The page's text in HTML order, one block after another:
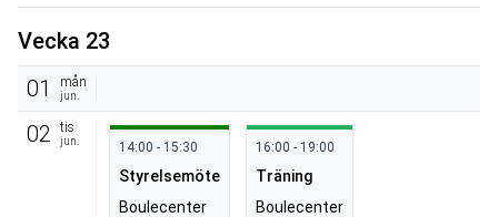
Vecka 23
01
mån
jun.
02 tis
jun. 14:00 - 15:30
Styrelsemöte
Boulecenter
16:00 - 19:00
Träning
Boulecenter